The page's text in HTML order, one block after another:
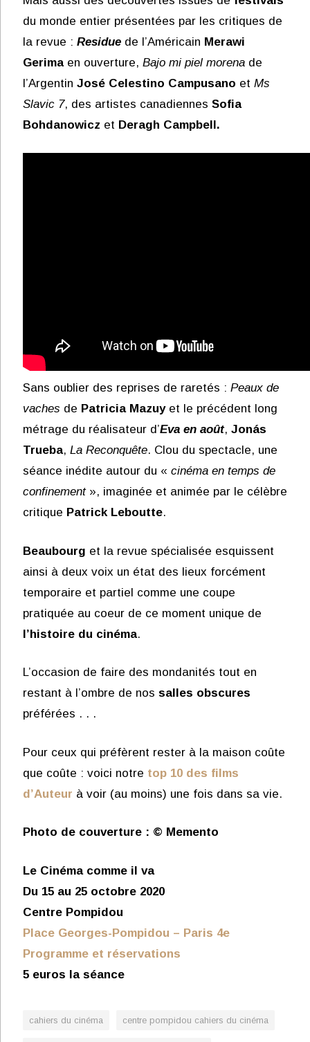
du monde entier présentées par les critiques de
la revue : Residuede l’Américain Merawi
Gerimaen ouverture, Bajo mi piel morenade
l’Argentin José Celestino Campusano et Ms
Slavic 7, des artistes canadiennes Sofia
Bohdanowicz et Deragh Campbell.
Sans oublier des reprises de raretés : Peaux de
vaches de Patricia Mazuyet le précédent long
métrage du réalisateur d’Eva en août, Jonás
Trueba, La Reconquête. Clou du spectacle, une
séance inédite autour du « cinéma en temps de
confinement», imaginée et animée par le célèbre
critique Patrick Leboutte.
Beaubourg et la revue spécialisée esquissent
ainsi à deux voix un état des lieux forcément
temporaire et partiel comme une coupe
pratiquée au coeur de ce moment unique de
l’histoire du cinéma.
L’occasion de faire des mondanités tout en
restant à l’ombre de nos salles obscures
préférées . . .
Pour ceux qui préfèrent rester à la maison coûte
que coûte : voici notre top 10 des films
d’Auteur à voir (au moins) une fois dans sa vie.
Photo de couverture : © Memento
Le Cinéma comme il va
Du 15 au 25 octobre 2020
Centre Pompidou
Place Georges-Pompidou – Paris 4e
Programme et réservations
5 euros la séance
cahiers du cinéma centre pompidou cahiers du cinéma